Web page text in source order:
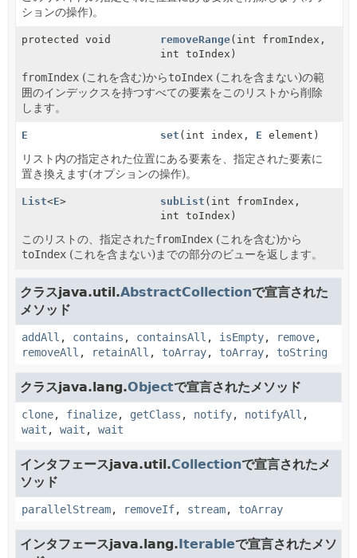
ションの操作)。
protected void removeRange(int fromIndex,
int toIndex)
fromIndex (これを含む)からtoIndex (これを含まない)の範
囲のインデックスを持つすべての要素をこのリストから削除
します。
E set (int index, E element)
リスト内の指定された位置にある要素を、指定された要素に
置き換えます(オプションの操作)。
List<E> subList (int fromIndex,
int toIndex)
このリストの、指定されたfromIndex (これを含む)から
toIndex (これを含まない)までの部分のビューを返します。
クラスjava.util.AbstractCollectionで宣言された
メソッド
addAll , contains , containsAll , isEmpty, remove,
removeAll , retainAll , toArray, toArray, toString
クラスjava.lang.Objectで宣言されたメソッド
clone, finalize, getClass , notify, notifyAll ,
wait , wait , wait
インタフェースjava.util.Collectionで宣言されたメ
ソッド
parallelStream, removeIf, stream, toArray
インタフェースjava.lang.Iterableで宣言されたメソ